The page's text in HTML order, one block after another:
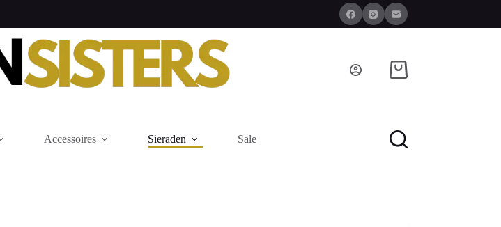
Winkelwagen
Accessoires Sieraden Sale